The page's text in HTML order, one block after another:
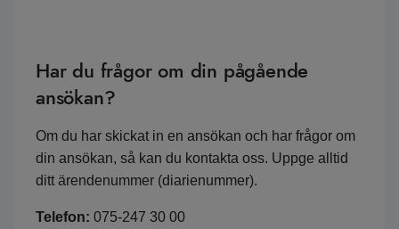
Har du frågor om din pågående
ansökan?
Om du har skickat in en ansökan och har frågor om
din ansökan, så kan du kontakta oss. Uppge alltid
ditt ärendenummer (diarienummer).
Telefon: 075-247 30 00